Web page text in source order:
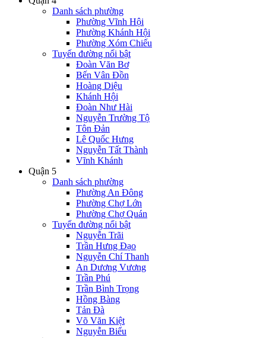
Danh sách phường
Phường Vĩnh Hội
Phường Khánh Hội
Phường Xóm Chiếu
Tuyến đường nổi bật
Đoàn Văn Bơ
Bến Vân Đồn
Hoàng Diệu
Khánh Hội
Đoàn Như Hài
Nguyễn Trường Tộ
Tôn Đản
Lê Quốc Hưng
Nguyễn Tất Thành
Vĩnh Khánh
Quận 5
Danh sách phường
Phường An Đông
Phường Chợ Lớn
Phường Chợ Quán
Tuyến đường nổi bật
Nguyễn Trãi
Trần Hưng Đạo
Nguyễn Chí Thanh
An Dương Vương
Trần Phú
Trần Bình Trọng
Hồng Bàng
Tản Đà
Võ Văn Kiệt
Nguyễn Biểu